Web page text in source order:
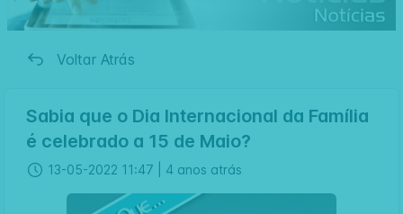
Voltar Atrás
Sabia que o Dia Internacional da Família
é celebrado a 15 de Maio?
13-05-2022 11:47 | 4 anos atrás